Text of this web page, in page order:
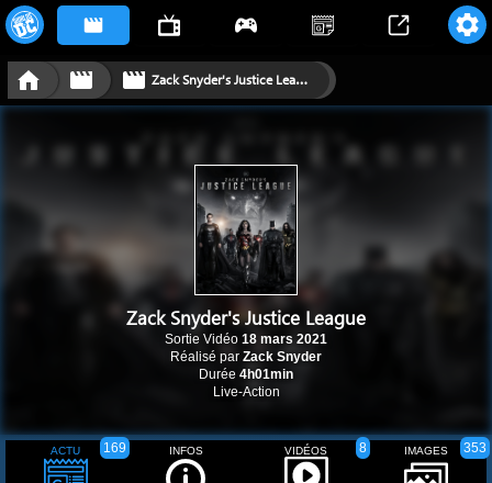
Zack Snyder's Justice League
Zack Snyder's Justice League
Sortie Vidéo 18 mars 2021
Réalisé par Zack Snyder
Durée 4h01min
Live-Action
ACTU 169 INFOS VIDÉOS 8 IMAGES 353